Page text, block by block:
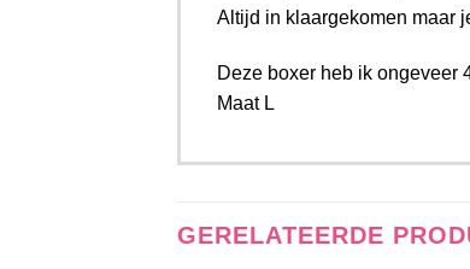
Altijd in klaargekomen maar
Deze boxer heb ik ongeveer
Maat L
GERELATEERDE